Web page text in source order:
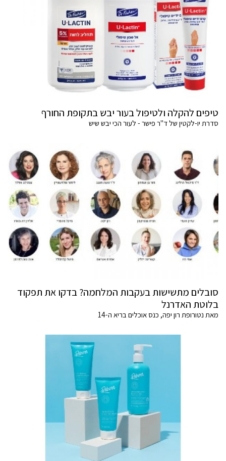
טיפים להקלה ולטיפול בעור יבש בתקופת החורף
סדרת יו-לקטין של ד"ר פישר - לעור הכי יבש שיש
סובלים מתשישות בעקבות המלחמה? בדקו את תפקוד
בלוטת האדרנל
מאת נטורופת רון יפה, כנס אוכלים בריא ה-14